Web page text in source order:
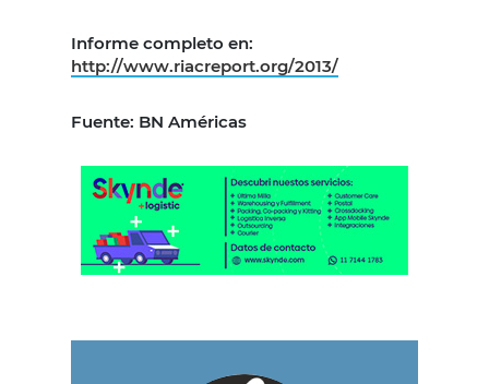
Informe completo en:
http://www.riacreport.org/2013/
Fuente: BN Américas